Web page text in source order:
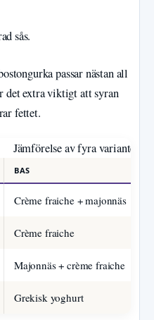
sås.
passar nästan all
extra viktigt att syran
fettet.
Jämförelse av fyra varianter
BAS
Crème fraiche + majonnäs
Crème fraiche
Majonnäs + crème fraiche
Grekisk yoghurt